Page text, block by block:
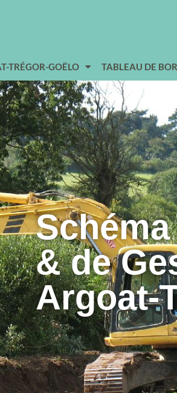
TRÉGOR-GOËLO TABLEAU DE
& de
Argoat-